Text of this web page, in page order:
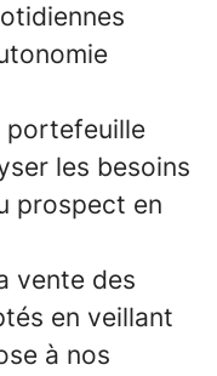
portefeuille
les besoins
prospect en
vente des
en veillant
à nos